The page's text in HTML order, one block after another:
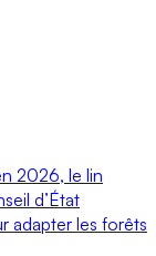
2026, le lin
d’État
adapter les forêts